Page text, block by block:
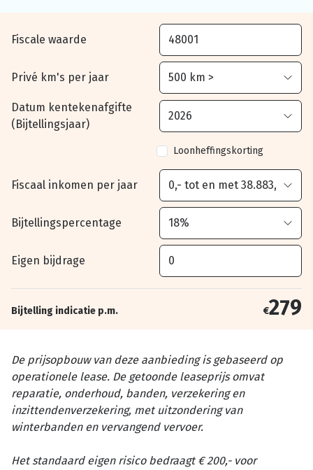
Fiscale waarde
Privé km's per jaar
Datum kentekenafgifte
(Bijtellingsjaar)
Loonheffingskorting
Fiscaal inkomen per jaar
Bijtellingspercentage
Eigen bijdrage
Bijtelling indicatie p.m. €279
De prijsopbouw van deze aanbieding is gebaseerd op
operationele lease. De getoonde leaseprijs omvat
reparatie, onderhoud, banden, verzekering en
inzittendenverzekering, met uitzondering van
winterbanden en vervangend vervoer.
Het standaard eigen risico bedraagt € 200,- voor